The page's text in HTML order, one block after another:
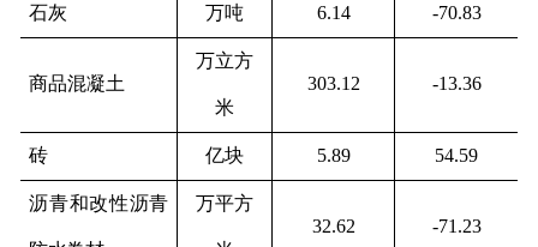
石灰 万吨 6.14 -70.83
商品混凝土
万立方
米
303.12 -13.36
砖 亿块 5.89 54.59
沥青和改性沥青 万平方
32.62 -71.23